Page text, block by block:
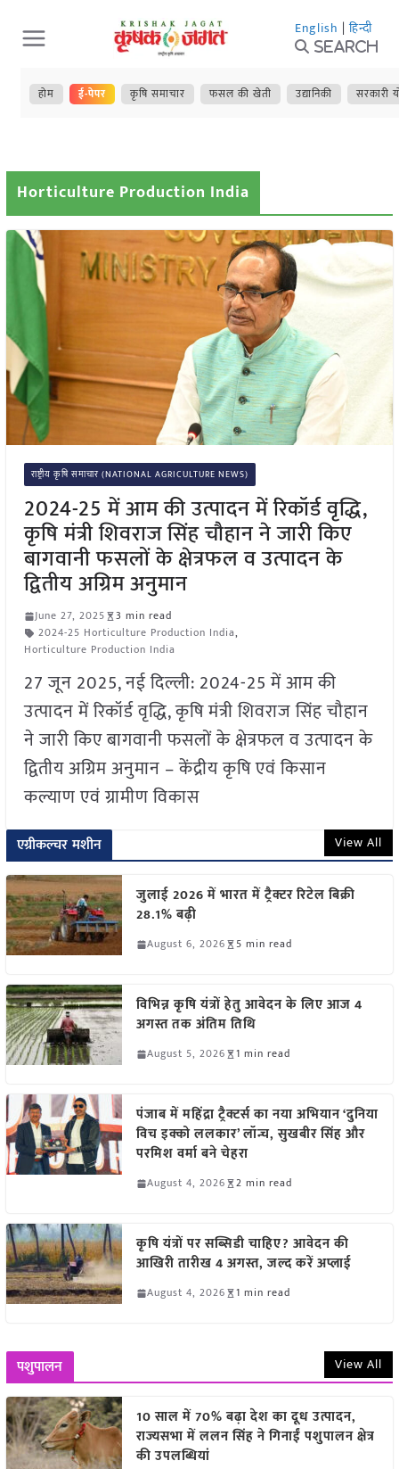
Skip
to
content
English | हिन्दी
Search
होम ई-पेपर कृषि समाचार फसल की खेती उद्यानिकी सरकारी
Horticulture Production India
राष्ट्रीय कृषि समाचार (NATIONAL AGRICULTURE NEWS)
2024-25 में आम की उत्पादन में रिकॉर्ड वृद्धि,
कृषि मंत्री शिवराज सिंह चौहान ने जारी किए
बागवानी फसलों के क्षेत्रफल व उत्पादन के
द्वितीय अग्रिम अनुमान
June 27, 2025
3 min read
2024-25 Horticulture Production India,
Horticulture Production India
27 जून 2025, नई दिल्ली: 2024-25 में आम की
उत्पादन में रिकॉर्ड वृद्धि, कृषि मंत्री शिवराज सिंह चौहान
ने जारी किए बागवानी फसलों के क्षेत्रफल व उत्पादन के
द्वितीय अग्रिम अनुमान – केंद्रीय कृषि एवं किसान
कल्याण एवं ग्रामीण विकास
एग्रीकल्चर मशीन View All
जुलाई 2026 में भारत में ट्रैक्टर रिटेल बिक्री
28.1% बढ़ी
August 6, 2026 5 min read
विभिन्न कृषि यंत्रों हेतु आवेदन के लिए आज 4
अगस्त तक अंतिम तिथि
August 5, 2026 1 min read
पंजाब में महिंद्रा ट्रैक्टर्स का नया अभियान ‘दुनिया
विच इक्को ललकार’ लॉन्च, सुखबीर सिंह और
परमिश वर्मा बने चेहरा
August 4, 2026 2 min read
कृषि यंत्रों पर सब्सिडी चाहिए? आवेदन की
आखिरी तारीख 4 अगस्त, जल्द करें अप्लाई
August 4, 2026 1 min read
पशुपालन View All
10 साल में 70% बढ़ा देश का दूध उत्पादन,
राज्यसभा में ललन सिंह ने गिनाईं पशुपालन क्षेत्र
की उपलब्धियां